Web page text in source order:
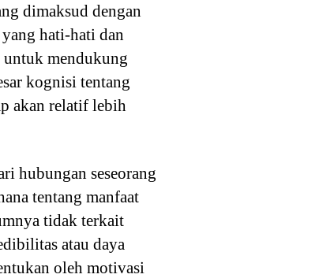
dimaksud dengan
hati-hati dan
untuk mendukung
kognisi tentang
akan relatif lebih
hubungan seseorang
tentang manfaat
tidak terkait
atau daya
oleh motivasi